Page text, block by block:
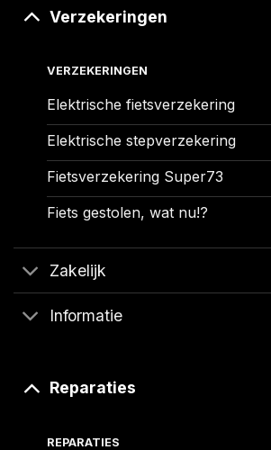
Verzekeringen
VERZEKERINGEN
Elektrische fietsverzekering
Elektrische stepverzekering
Fietsverzekering Super73
Fiets gestolen, wat nu!?
Zakelijk
Informatie
Reparaties
REPARATIES